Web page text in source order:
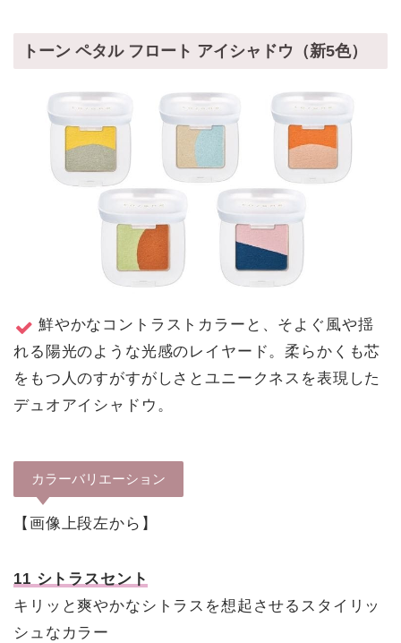
トーン ペタル フロート アイシャドウ（新5色）
鮮やかなコントラストカラーと、そよぐ風や揺
れる陽光のような光感のレイヤード。柔らかくも芯
をもつ人のすがすがしさとユニークネスを表現した
デュオアイシャドウ。
カラーバリエーション
【画像上段左から】
11 シトラスセント
キリッと爽やかなシトラスを想起させるスタイリッ
シュなカラー